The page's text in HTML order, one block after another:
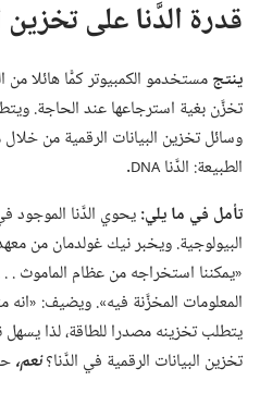
قدرة الدَّنا على
ينتجمستخدمو الكمبيوتر كمًّا هائلا من
تخزَّن بغية استرجاعها عند الحاجة.‏
وسائل تخزين البيانات الرقمية من
الطبيعة:‏ الدَّناDNA
‏.‏
تأمل في ما يلي:‏يحوي الدَّنا الموجود
البيولوجية.‏ ويخبر نيك غولدمان من
«يمكننا استخراجه من عظام الماموث .‏
المعلومات المخزَّنة فيه».‏ ويضيف:‏ «انه
يتطلب تخزينه مصدرا للطاقة،‏ لذا
تخزين البيانات الرقمية في الدَّنا؟‏نعم،‏